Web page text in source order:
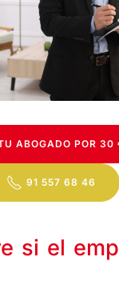
ABOGADO POR 30
91 557 68 46
si el